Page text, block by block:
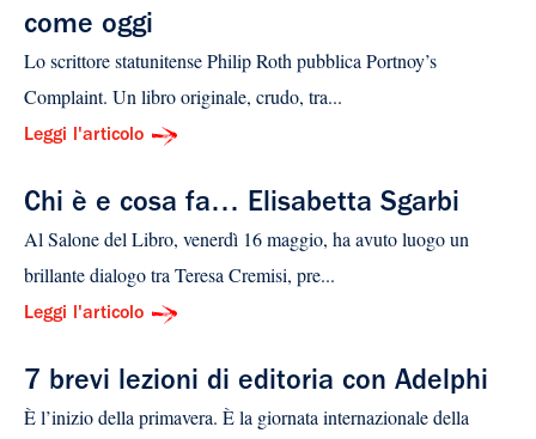
come oggi
Lo scrittore statunitense Philip Roth pubblica Portnoy’s
Complaint. Un libro originale, crudo, tra...
Leggi l'articolo
Chi è e cosa fa… Elisabetta Sgarbi
Al Salone del Libro, venerdì 16 maggio, ha avuto luogo un
brillante dialogo tra Teresa Cremisi, pre...
Leggi l'articolo
7 brevi lezioni di editoria con Adelphi
È l’inizio della primavera. È la giornata internazionale della